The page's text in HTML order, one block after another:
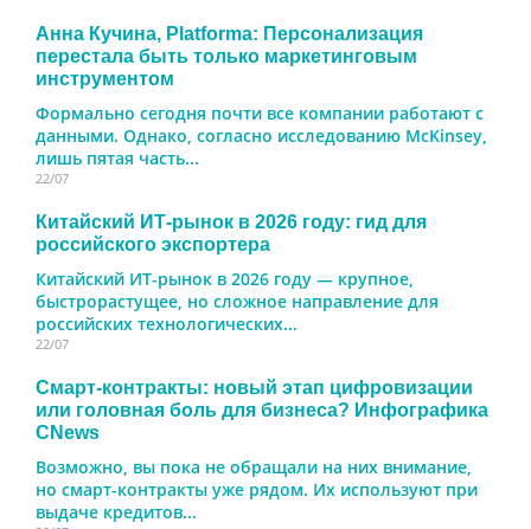
Анна Кучина, Platforma: Персонализация
перестала быть только маркетинговым
инструментом
Формально сегодня почти все компании работают с
данными. Однако, согласно исследованию McKinsey,
лишь пятая часть...
22/07
Китайский ИТ-рынок в 2026 году: гид для
российского экспортера
Китайский ИТ-рынок в 2026 году — крупное,
быстрорастущее, но сложное направление для
российских технологических...
22/07
Смарт-контракты: новый этап цифровизации
или головная боль для бизнеса? Инфографика
CNews
Возможно, вы пока не обращали на них внимание,
но смарт-контракты уже рядом. Их используют при
выдаче кредитов...